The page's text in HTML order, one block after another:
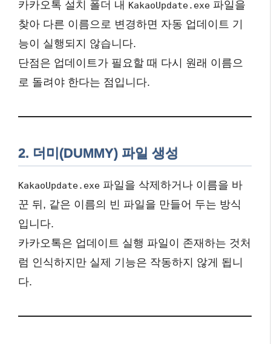
카카오톡 설치 폴더 내 KakaoUpdate.exe 파일을
찾아 다른 이름으로 변경하면 자동 업데이트 기
능이 실행되지 않습니다.
단점은 업데이트가 필요할 때 다시 원래 이름으
로 돌려야 한다는 점입니다.
2. 더미(DUMMY) 파일 생성
KakaoUpdate.exe 파일을 삭제하거나 이름을 바
꾼 뒤, 같은 이름의 빈 파일을 만들어 두는 방식
입니다.
카카오톡은 업데이트 실행 파일이 존재하는 것처
럼 인식하지만 실제 기능은 작동하지 않게 됩니
다.